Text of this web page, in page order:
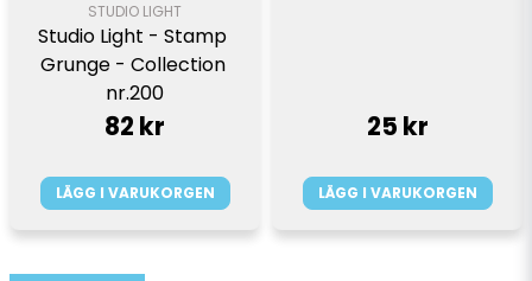
STUDIO LIGHT
Studio Light - Stamp
Grunge - Collection
nr.200
82 kr
LÄGG I VARUKORGEN
25 kr
LÄGG I VARUKORGEN